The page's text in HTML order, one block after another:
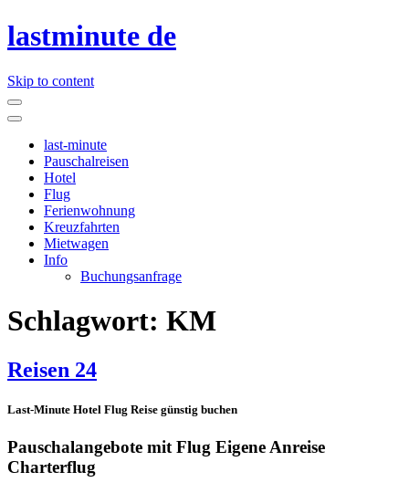
lastminute de
Skip to content
last-minute
Pauschalreisen
Hotel
Flug
Ferienwohnung
Kreuzfahrten
Mietwagen
Info
Buchungsanfrage
Schlagwort: KM
Reisen 24
Last-Minute Hotel Flug Reise günstig buchen
Pauschalangebote mit Flug Eigene Anreise
Charterflug